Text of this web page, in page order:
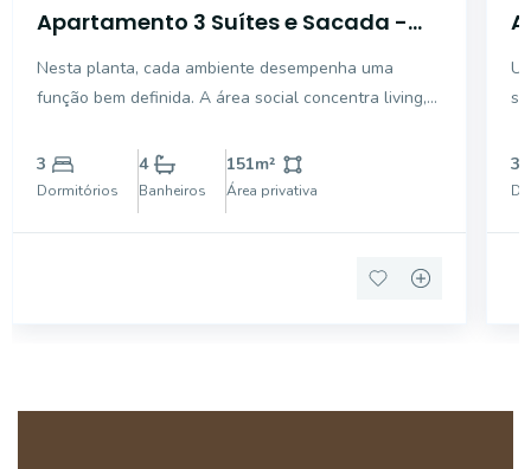
Apartamento 3 Suítes e Sacada -
Nesta planta, cada ambiente desempenha uma
função bem definida. A área social concentra living,
integrado, enquanto os ambientes de apoio - como o
home office, o lavabo e a despensa com área de
3
Dormitórios
4
Banheiros
151m²
Área privativa
3